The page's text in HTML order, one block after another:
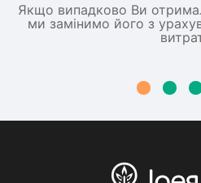
Якщо випадково Ви
ми замінимо його з